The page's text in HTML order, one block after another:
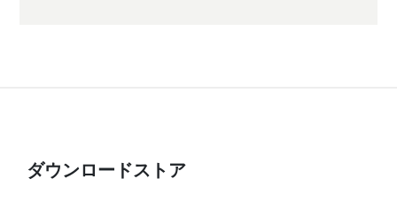
ダウンロードストア